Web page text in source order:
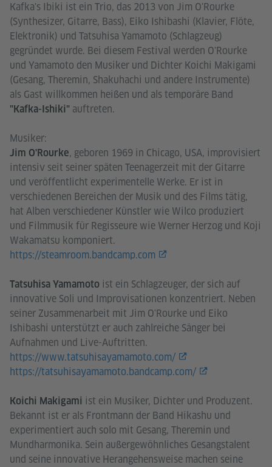
Kafka's Ibiki ist ein Trio, das 2013 von Jim O'Rourke
(Synthesizer, Gitarre, Bass), Eiko Ishibashi (Klavier, Flöte,
Elektronik) und Tatsuhisa Yamamoto (Schlagzeug)
gegründet wurde. Bei diesem Festival werden O'Rourke
und Yamamoto den Musiker und Dichter Koichi Makigami
(Gesang, Theremin, Shakuhachi und andere Instrumente)
als Gast willkommen heißen und als temporäre Band
"Kafka-Ishiki" auftreten.
Musiker:
Jim O'Rourke, geboren 1969 in Chicago, USA, improvisiert
intensiv seit seiner späten Teenagerzeit mit der Gitarre
und veröffentlicht experimentelle Werke. Er ist in
verschiedenen Bereichen der Musik und des Films tätig,
hat Alben verschiedener Künstler wie Wilco produziert
und Filmmusik für Regisseure wie Werner Herzog und Koji
Wakamatsu komponiert.
https://steamroom.bandcamp.com
Tatsuhisa Yamamoto ist ein Schlagzeuger, der sich auf
innovative Soli und Improvisationen konzentriert. Neben
seiner Zusammenarbeit mit Jim O'Rourke und Eiko
Ishibashi unterstützt er auch zahlreiche Sänger bei
Aufnahmen und Live-Auftritten.
https://www.tatsuhisayamamoto.com/
https://tatsuhisayamamoto.bandcamp.com/
Koichi Makigami ist ein Musiker, Dichter und Produzent.
Bekannt ist er als Frontmann der Band Hikashu und
experimentiert auch solo mit Gesang, Theremin und
Mundharmonika. Sein außergewöhnliches Gesangstalent
und seine innovative Herangehensweise machen seine